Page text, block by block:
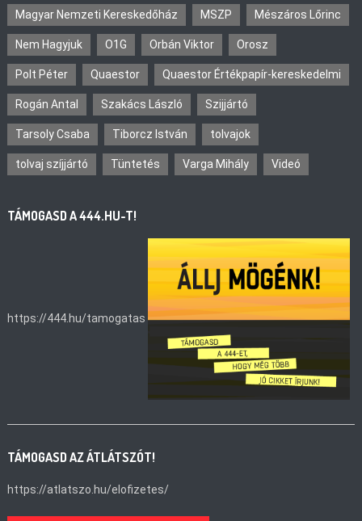
Magyar Nemzeti Kereskedőház MSZP Mészáros Lőrinc
Nem Hagyjuk O1G Orbán Viktor Orosz
Polt Péter Quaestor Quaestor Értékpapír-kereskedelmi
Rogán Antal Szakács László Szijjártó
Tarsoly Csaba Tiborcz István tolvajok
tolvaj szíjjártó Tüntetés Varga Mihály Videó
TÁMOGASD A 444.HU-T!
https://444.hu/tamogatas
TÁMOGASD AZ ÁTLÁTSZÓT!
https://atlatszo.hu/elofizetes/